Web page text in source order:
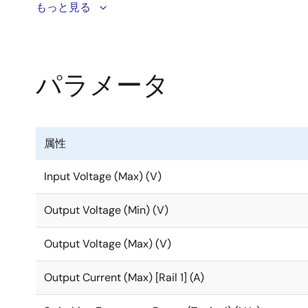
RRM12120は、コンパクトな10mm × 13mm × 5.9mm
構成、堅牢なフォルト管理、高精度のレギュレーシ
完全にカスタマイズ可能なサイクル単位での電流（
もっと見る
パラメータ
属性
Input Voltage (Max) (V)
Output Voltage (Min) (V)
Output Voltage (Max) (V)
Output Current (Max) [Rail 1] (A)